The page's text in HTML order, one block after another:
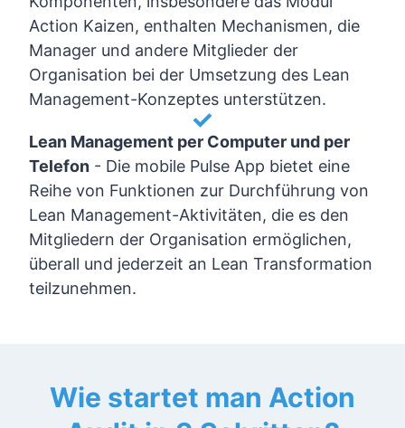
Action Kaizen, enthalten Mechanismen, die
Manager und andere Mitglieder der
Organisation bei der Umsetzung des Lean
Management-Konzeptes unterstützen.
Lean Management per Computer und per
Telefon - Die mobile Pulse App bietet eine
Reihe von Funktionen zur Durchführung von
Lean Management-Aktivitäten, die es den
Mitgliedern der Organisation ermöglichen,
überall und jederzeit an Lean Transformation
teilzunehmen.
Wie startet man Action